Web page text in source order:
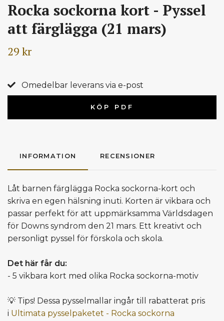
Rocka sockorna kort - Pyssel
att färglägga (21 mars)
29 kr
Omedelbar leverans via e-post
KÖP PDF
INFORMATION RECENSIONER
Låt barnen färglägga Rocka sockorna-kort och
skriva en egen hälsning inuti. Korten är vikbara och
passar perfekt för att uppmärksamma Världsdagen
för Downs syndrom den 21 mars. Ett kreativt och
personligt pyssel för förskola och skola.
Det här får du:
- 5 vikbara kort med olika Rocka sockorna-motiv
💡 Tips! Dessa pysselmallar ingår till rabatterat pris
i Ultimata pysselpaketet - Rocka sockorna